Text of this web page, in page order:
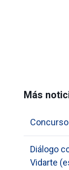
Más
Diálogo
Vidarte